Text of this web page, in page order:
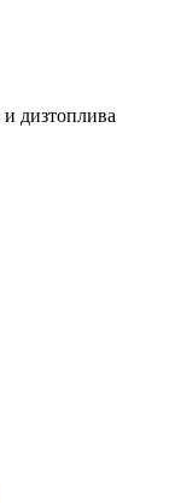
дизтоплива